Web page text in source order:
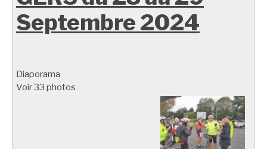
Septembre 2024
Diaporama
Voir 33 photos